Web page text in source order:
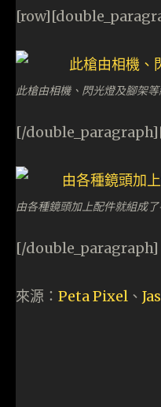
此槍由相機、閃光燈及腳架等
[/
由各種鏡頭加上配件就組成了
[/
來源： Peta Pixel 、